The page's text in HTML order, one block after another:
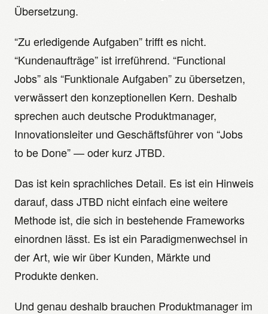
Übersetzung.
“Zu erledigende Aufgaben” trifft es nicht.
“Kundenaufträge” ist irreführend. “Functional
Jobs” als “Funktionale Aufgaben” zu übersetzen,
verwässert den konzeptionellen Kern. Deshalb
sprechen auch deutsche Produktmanager,
Innovationsleiter und Geschäftsführer von “Jobs
to be Done” — oder kurz JTBD.
Das ist kein sprachliches Detail. Es ist ein Hinweis
darauf, dass JTBD nicht einfach eine weitere
Methode ist, die sich in bestehende Frameworks
einordnen lässt. Es ist ein Paradigmenwechsel in
der Art, wie wir über Kunden, Märkte und
Produkte denken.
Und genau deshalb brauchen Produktmanager im